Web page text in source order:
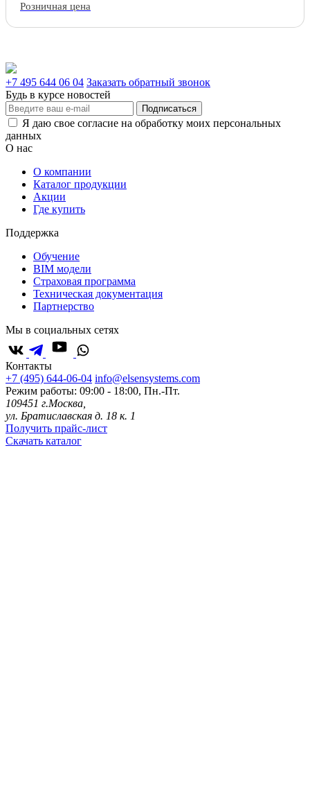
Розничная цена
+7 495 644 06 04 Заказать обратный звонок
Будь в курсе новостей
Подписаться
Я даю свое согласие на обработку моих персональных
данных
О нас
О компании
Каталог продукции
Акции
Где купить
Поддержка
Обучение
BIM модели
Страховая программа
Техническая документация
Партнерство
Мы в социальных сетях
Контакты
+7 (495) 644-06-04 info@elsensystems.com
Режим работы: 09:00 - 18:00, Пн.-Пт.
109451 г.Москва,
ул. Братиславская д. 18 к. 1
Получить прайс-лист
Скачать каталог